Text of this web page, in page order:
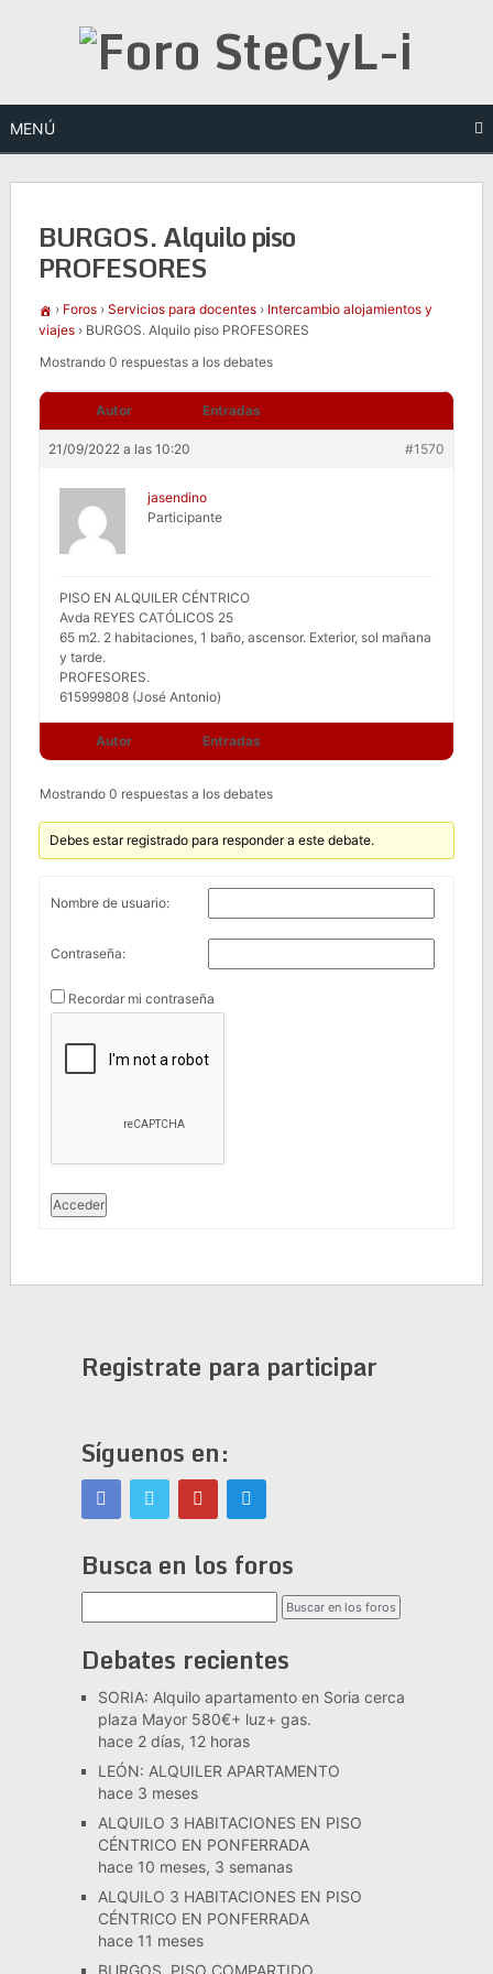
MENÚ
BURGOS. Alquilo piso
PROFESORES
› Foros › Servicios para docentes › Intercambio alojamientos y
viajes › BURGOS. Alquilo piso PROFESORES
Mostrando 0 respuestas a los debates
Autor Entradas
21/09/2022 a las 10:20 #1570
jasendino
Participante
PISO EN ALQUILER CÉNTRICO
Avda REYES CATÓLICOS 25
65 m2. 2 habitaciones, 1 baño, ascensor. Exterior, sol mañana
y tarde.
PROFESORES.
615999808 (José Antonio)
Autor Entradas
Mostrando 0 respuestas a los debates
Debes estar registrado para responder a este debate.
Nombre de usuario:
Contraseña:
Recordar mi contraseña
Acceder
Registrate para participar
Síguenos en:
Busca en los foros
Debates recientes
SORIA: Alquilo apartamento en Soria cerca
plaza Mayor 580€+ luz+ gas.
hace 2 días, 12 horas
LEÓN: ALQUILER APARTAMENTO
hace 3 meses
ALQUILO 3 HABITACIONES EN PISO
CÉNTRICO EN PONFERRADA
hace 10 meses, 3 semanas
ALQUILO 3 HABITACIONES EN PISO
CÉNTRICO EN PONFERRADA
hace 11 meses
BURGOS. PISO COMPARTIDO